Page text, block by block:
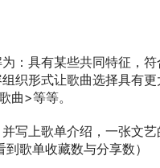
：具有某些共同特征，
织形式让歌曲选择具有
曲>等等。
写上歌单介绍，一张文
歌单收藏数与分享数）